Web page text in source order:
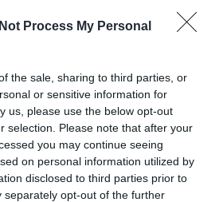
Process My Personal
the sale, sharing to third parties, or
or sensitive information for
us, please use the below opt-out
selection. Please note that after your
you may continue seeing
on personal information utilized by
disclosed to third parties prior to
separately opt-out of the further
And It Dies From A Drop Of
101